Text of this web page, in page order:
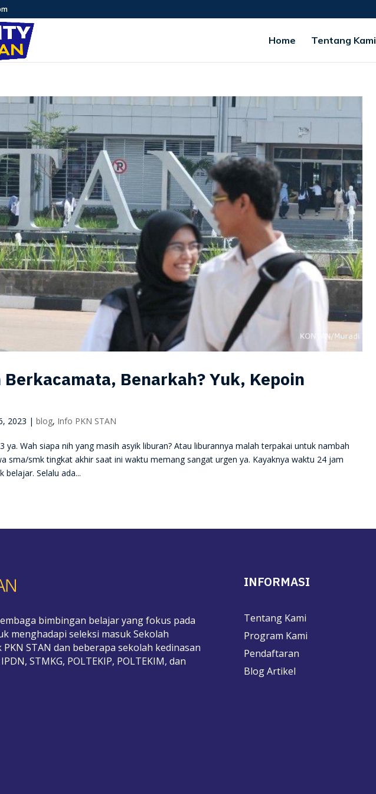
Home Tentang Kami
Berkacamata, Benarkah? Yuk, Kepoin
2023 |blog, Info PKN STAN
ya. Wah siapa nih yang masih asyik liburan? Atau liburannya malah terpakai untuk nambah
sma/smk tingkat akhir saat ini waktu memang sangat urgen ya. Kayaknya waktu 24 jam
belajar. Selalu ada...
bimbingan belajar yang fokus pada
menghadapi seleksi masuk Sekolah
STAN dan beberapa sekolah kedinasan
STMKG, POLTEKIP, POLTEKIM, dan
INFORMASI
Tentang Kami
Program Kami
Pendaftaran
Blog Artikel